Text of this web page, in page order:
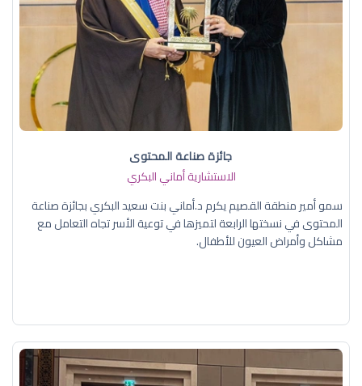
جائزة صناعة المحتوى
الاستشارية أماني البكري
سمو أمير منطقة القصيم يكرم د.أماني بنت سعيد البكري بجائزة صناعة
المحتوى في نسختها الرابعة لتميزها في توعية الأسر تجاه التعامل مع
مشاكل وأمراض العيون للأطفال.